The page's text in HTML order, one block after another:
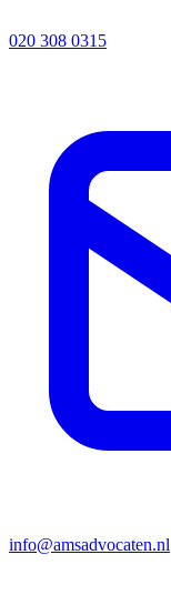
020 308 0315
info@amsadvocaten.nl